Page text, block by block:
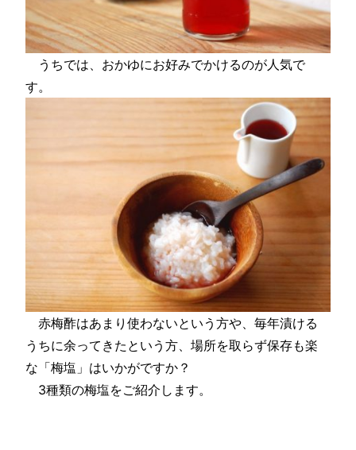
うちでは、おかゆにお好みでかけるのが人気で
す。
赤梅酢はあまり使わないという方や、毎年漬ける
うちに余ってきたという方、場所を取らず保存も楽
な「梅塩」はいかがですか？
3種類の梅塩をご紹介します。